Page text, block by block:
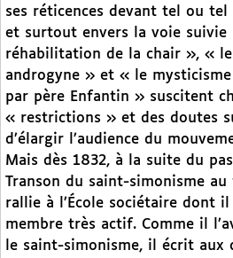
ses réticences devant tel ou
et surtout envers la voie suivie
réhabilitation de la chair », «
androgyne » et « le
par père Enfantin » suscitent
« restrictions » et des doutes
d’élargir l’audience du
Mais dès 1832, à la suite du
Transon du saint-simonisme
rallie à l’École sociétaire dont
membre très actif. Comme il
le saint-simonisme, il écrit aux